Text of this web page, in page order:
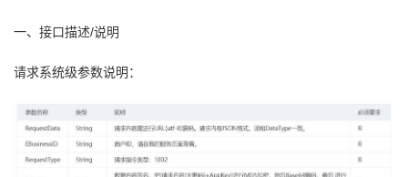
子
直
播
的
活
动
我
的
关
注
我
的
开
我
的
我
一、接口描述/说明
请求系统级参数说明：